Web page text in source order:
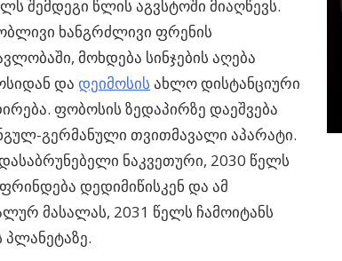
შემდეგი წლის აგვსტოში მიაღწევს.
ხანგრძლივი ფრენის
მოხდება სინჯების აღება
და დეიმოსის ახლო დისტანციური
ფობოსის ზედაპირზე დაეშვება
გერმანული თვითმავალი აპარატი.
ნაკვეთური, 2030 წელს
დედიმიწისკენ და ამ
მასალას, 2031 წელს ჩამოიტანს
პლანეტაზე.